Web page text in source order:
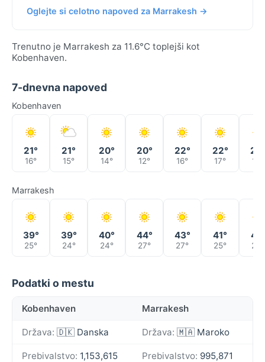
Oglejte si celotno napoved za Marrakesh →
Trenutno je Marrakesh za 11.6°C toplejši kot
Kobenhaven.
7-dnevna napoved
Kobenhaven
21°
16°
21°
15°
20°
14°
20°
12°
22°
16°
22°
17° 19°
Marrakesh
39°
25°
39°
24°
40°
24°
44°
27°
43°
27°
41°
25°
41°
25°
Podatki o mestu
Kobenhaven Marrakesh
Država: 🇩🇰 Danska Država: 🇲🇦 Maroko
Prebivalstvo: 1,153,615 Prebivalstvo: 995,871